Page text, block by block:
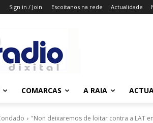
Sign in / Join Escoitanos na rede Actualidade
COMARCAS A RAIA
"Non deixaremos de loitar contra a LAT